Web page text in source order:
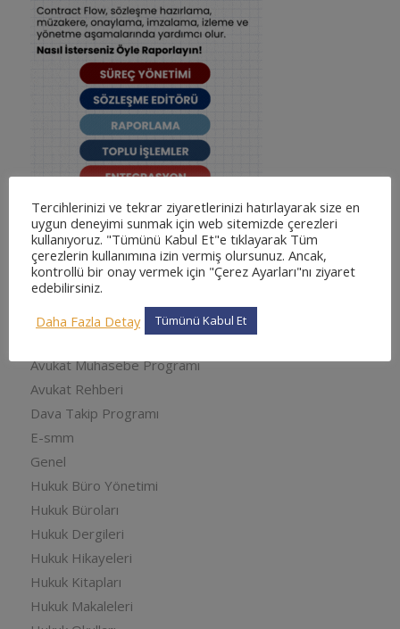
KATEGORILER
adliyesine nasıl gidilir
adliyesine nasıl gidilir
Avukat Muhasebe Programı
Avukat Rehberi
Dava Takip Programı
E-smm
Genel
Hukuk Büro Yönetimi
Hukuk Büroları
Hukuk Dergileri
Hukuk Hikayeleri
Hukuk Kitapları
Hukuk Makaleleri
Tercihlerinizi ve tekrar ziyaretlerinizi hatırlayarak size en
uygun deneyimi sunmak için web sitemizde çerezleri
kullanıyoruz. "Tümünü Kabul Et"e tıklayarak Tüm
çerezlerin kullanımına izin vermiş olursunuz. Ancak,
kontrollü bir onay vermek için "Çerez Ayarları"nı ziyaret
edebilirsiniz.
Daha Fazla Detay
Tümünü Kabul Et